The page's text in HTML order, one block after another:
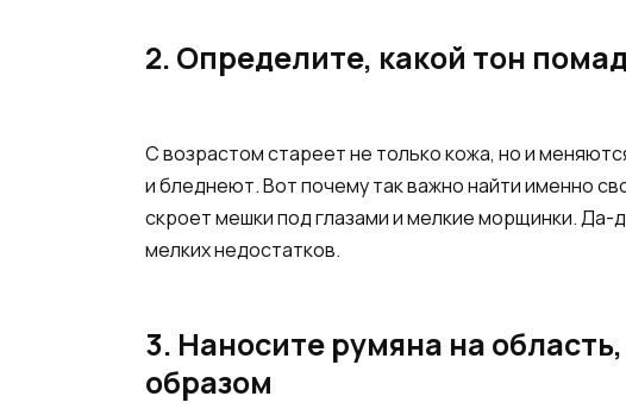
2. Определите, какой тон
С возрастом стареет не только кожа, но и
и бледнеют. Вот почему так важно найти именно
скроет мешки под глазами и мелкие морщинки. Да-
мелких недостатков.
3. Наносите румяна на
образом